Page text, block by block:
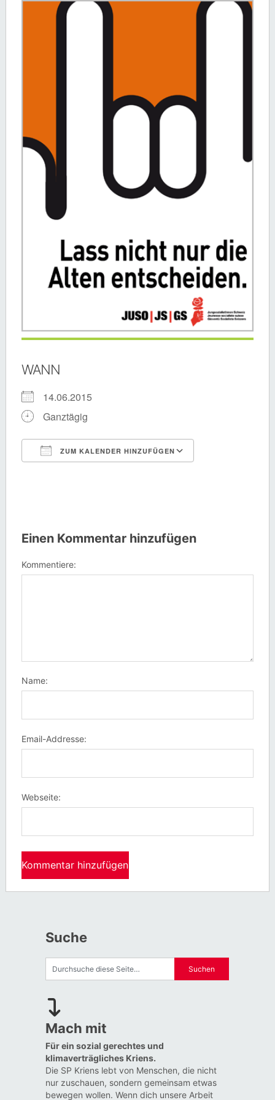
WANN
14.06.2015
Ganztägig
ZUM KALENDER HINZUFÜGEN
Einen Kommentar hinzufügen
Kommentiere:
Name:
Email-Addresse:
Webseite:
Suche
Mach mit
Für ein sozial gerechtes und
klimaverträgliches Kriens.
Die SP Kriens lebt von Menschen, die nicht
nur zuschauen, sondern gemeinsam etwas
bewegen wollen. Wenn dich unsere Arbeit